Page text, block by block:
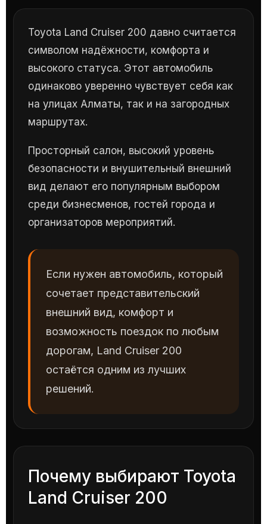
Toyota Land Cruiser 200 давно считается
символом надёжности, комфорта и
высокого статуса. Этот автомобиль
одинаково уверенно чувствует себя как
на улицах Алматы, так и на загородных
маршрутах.
Просторный салон, высокий уровень
безопасности и внушительный внешний
вид делают его популярным выбором
среди бизнесменов, гостей города и
организаторов мероприятий.
Если нужен автомобиль, который
сочетает представительский
внешний вид, комфорт и
возможность поездок по любым
дорогам, Land Cruiser 200
остаётся одним из лучших
решений.
Почему выбирают Toyota
Land Cruiser 200